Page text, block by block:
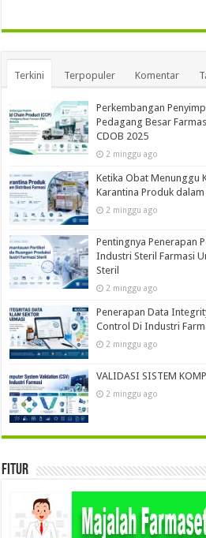
Terkini Terpopuler Komentar
Perkembangan
Pedagang Besar
CDOB 2025
2 minggu ago
Ketika Obat Menunggu
Karantina Produk
2 minggu ago
Pentingnya Penerapan
Industri Steril Farmasi
Steril
2 minggu ago
Penerapan Data
Control Di Industri
2 minggu ago
VALIDASI SISTEM
2 minggu ago
Fitur